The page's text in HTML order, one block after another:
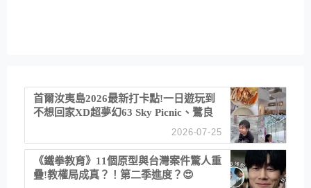
首爾汝夷島2026最新打卡點!一日遊玩到
不想回家XD超夢幻63 Sky Picnic、鷺良
津帝王蟹大餐、《淚之女王》拍攝地、漢
江公園免費玩水
2026-07-25
《鐵拳教育》11個原型與台灣案件驚人重
疊!教權局成真？！第二季進度？😍